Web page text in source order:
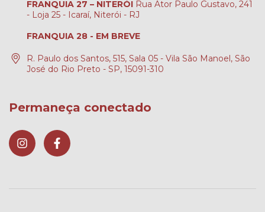
FRANQUIA 27 – NITERÓI Rua Ator Paulo Gustavo, 241
- Loja 25 - Icaraí, Niterói - RJ
FRANQUIA 28 - EM BREVE
R. Paulo dos Santos, 515, Sala 05 - Vila São Manoel, São
José do Rio Preto - SP, 15091-310
Permaneça conectado